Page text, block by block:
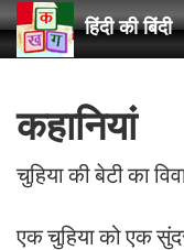
हिंदी की बिंदी
कहानियां
चुहिया की बेटी का
एक चुहिया को एक